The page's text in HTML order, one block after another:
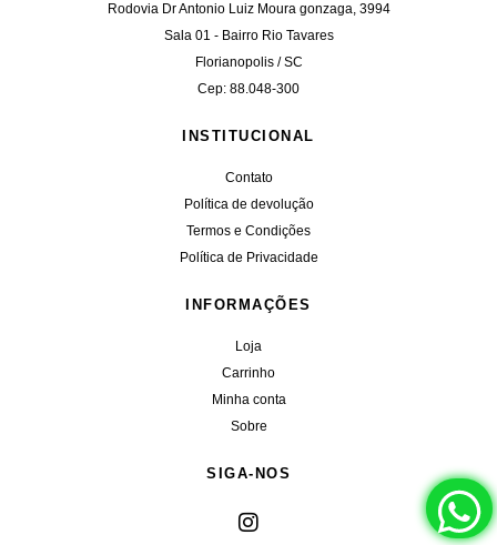
Rodovia Dr Antonio Luiz Moura gonzaga, 3994
Sala 01 - Bairro Rio Tavares
Florianopolis / SC
Cep: 88.048-300
INSTITUCIONAL
Contato
Política de devolução
Termos e Condições
Política de Privacidade
INFORMAÇÕES
Loja
Carrinho
Minha conta
Sobre
SIGA-NOS